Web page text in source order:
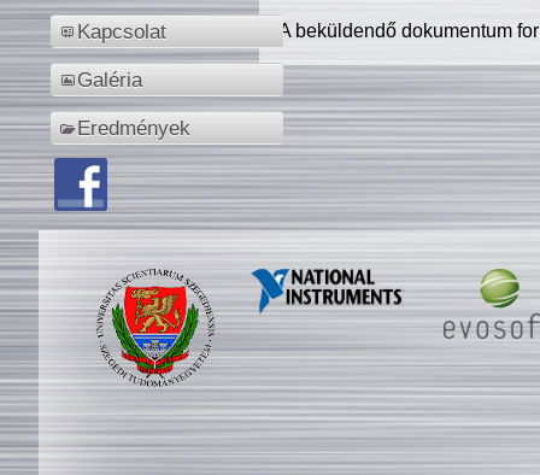
Kapcsolat
Galéria
Eredmények
A beküldendő dokumentum